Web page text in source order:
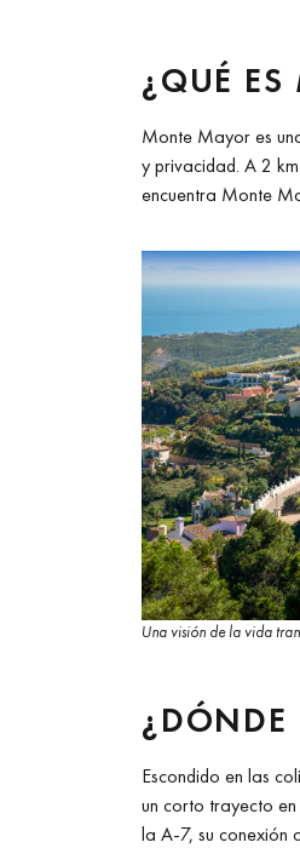
¿QUÉ
Monte Mayor es
y privacidad. A 2
encuentra Monte
Una visión de la vida
¿DÓNDE
Escondido en las
un corto trayecto
la A-7, su conexión